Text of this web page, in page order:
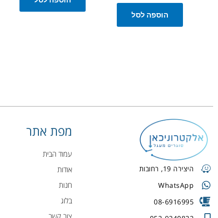
הוספה לסל
היצירה 19, רחובות
WhatsApp
08-6916995
מפת אתר
עמוד הבית
אודות
חנות
בלוג